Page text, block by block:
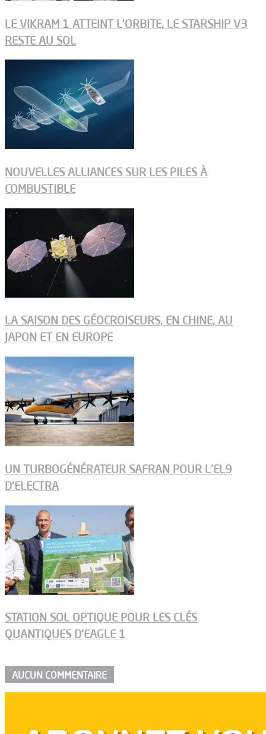
LE VIKRAM 1 ATTEINT L’ORBITE, LE STARSHIP V3
RESTE AU SOL
NOUVELLES ALLIANCES SUR LES PILES À
COMBUSTIBLE
LA SAISON DES GÉOCROISEURS, EN CHINE, AU
JAPON ET EN EUROPE
UN TURBOGÉNÉRATEUR SAFRAN POUR L’EL9
D’ELECTRA
STATION SOL OPTIQUE POUR LES CLÉS
QUANTIQUES D’EAGLE 1
AUCUN COMMENTAIRE